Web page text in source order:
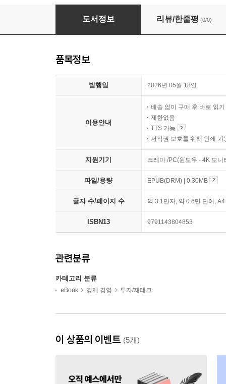
주문이 곧 전략이다
도서정보 리뷰/한줄평 (0/0)
품목정보
발행일 2026년 05월 18일
이용안내
배송 없이 구매 후 바로 읽기
제한없음
TTS 가능
저작권 보호를 위해 인쇄 기
지원기기 크레마 /PC(윈도우 - 4K 모
파일/용량 EPUB(DRM) | 0.30MB
글자 수/페이지 수 약 3.1만자, 약 0.6만 단어,
ISBN13 9791143804853
관련분류
카테고리 분류
eBook 경제 경영 투자/재테크
이 상품의 이벤트 (5개)